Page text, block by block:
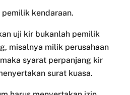
kendaraan.
uji kir bukanlah pemilik
misalnya milik perusahaan
syarat perpanjang kir
surat kuasa.